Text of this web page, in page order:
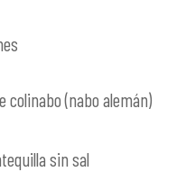
colinabo (nabo alemán)
sin sal